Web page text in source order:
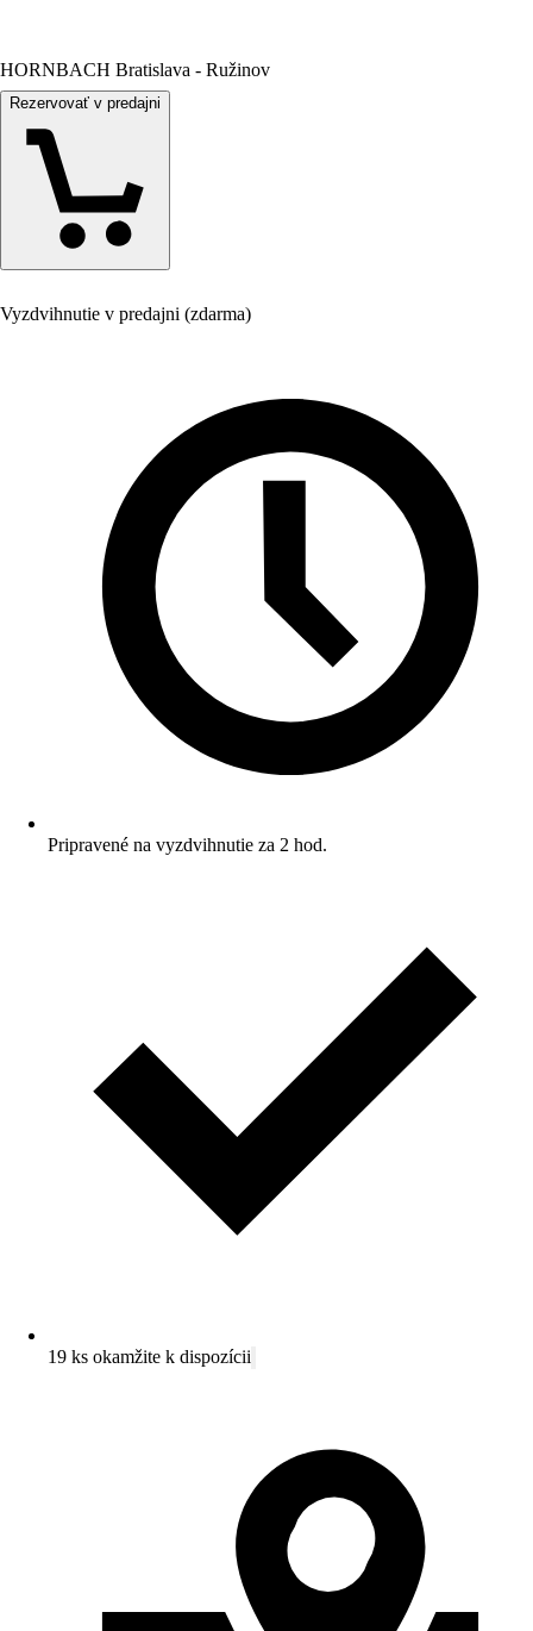
HORNBACH Bratislava - Ružinov
Rezervovať v predajni
Vyzdvihnutie v predajni (zdarma)
Pripravené na vyzdvihnutie za 2 hod.
19 ks okamžite k dispozícii